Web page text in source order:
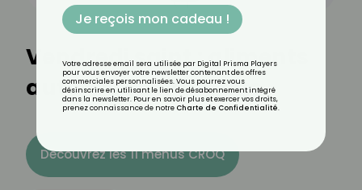
Vendredi saint : aliments
autorisés et interdits
Découvrez les 11 menus CROQ
Je reçois mon cadeau !
Votre adresse email sera utilisée par Digital Prisma Players
pour vous envoyer votre newsletter contenant des offres
commerciales personnalisées. Vous pourrez vous
désinscrire en utilisant le lien de désabonnement intégré
dans la newsletter. Pour en savoir plus et exercer vos droits,
prenez connaissance de notre Charte de Confidentialité.